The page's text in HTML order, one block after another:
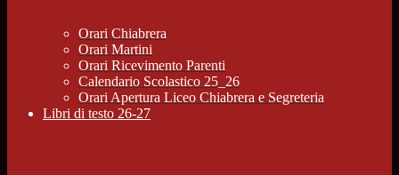
Orari Chiabrera
Orari Martini
Orari Ricevimento Parenti
Calendario Scolastico 25_26
Orari Apertura Liceo Chiabrera e Segreteria
Libri di testo 26-27